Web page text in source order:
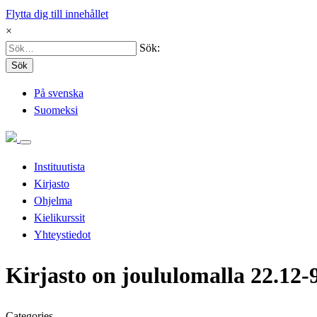
Flytta dig till innehållet
×
Sök:
Sök
På svenska
Suomeksi
Instituutista
Kirjasto
Ohjelma
Kielikurssit
Yhteystiedot
Kirjasto on joululomalla 22.12-